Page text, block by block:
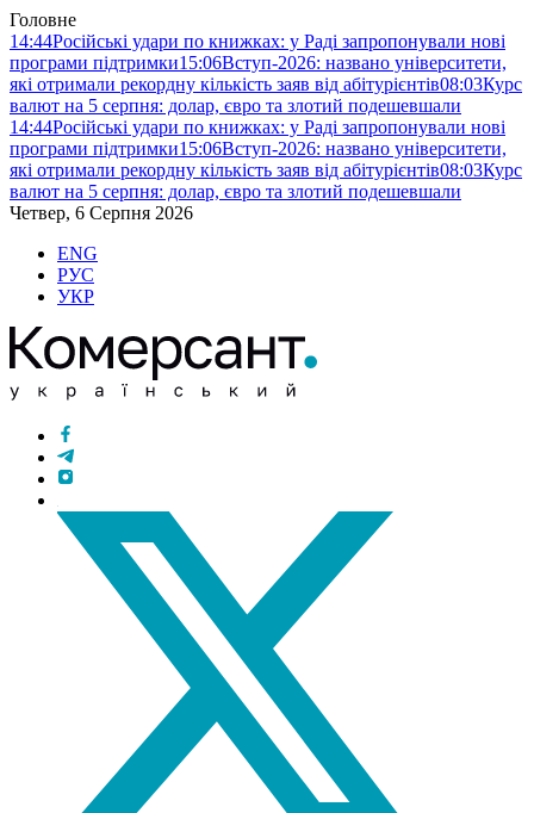
Головне
14:44Російські удари по книжках: у Раді запропонували нові
програми підтримки15:06Вступ-2026: названо університети,
які отримали рекордну кількість заяв від абітурієнтів08:03Курс
валют на 5 серпня: долар, євро та злотий подешевшали
14:44Російські удари по книжках: у Раді запропонували нові
програми підтримки15:06Вступ-2026: названо університети,
які отримали рекордну кількість заяв від абітурієнтів08:03Курс
валют на 5 серпня: долар, євро та злотий подешевшали
Четвер, 6 Серпня 2026
ENG
РУС
УКР